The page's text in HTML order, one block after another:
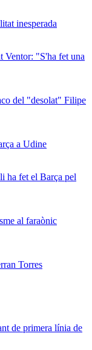
inesperada
Ventor: "S'ha fet una
del "desolat" Filipe
a Udine
ha fet el Barça pel
al faraònic
Torres
de primera línia de